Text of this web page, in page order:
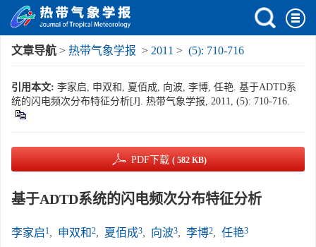
文章导航 > 热带气象学报 > 2011 > (5): 710-716
引用本文: 李家启, 申双和, 夏佰成, 向波, 李博, 任艳. 基于ADTD系
统的闪电频次分布特征分析[J]. 热带气象学报, 2011, (5): 710-716.
PDF下载 ( 582 KB)
基于ADTD系统的闪电频次分布特征分析
李家启1, 申双和2, 夏佰成3, 向波3, 李博2, 任艳3